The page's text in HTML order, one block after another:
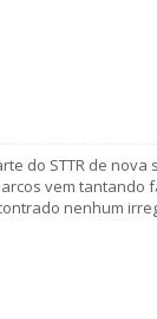
do STTR de nova
vem
nenhum